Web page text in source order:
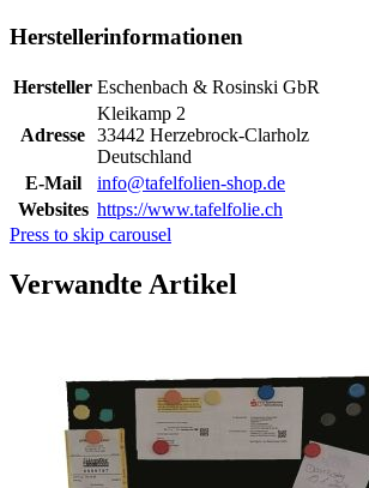
Herstellerinformationen
Hersteller Eschenbach & Rosinski GbR
Adresse
Kleikamp 2
33442 Herzebrock-Clarholz
Deutschland
E-Mail
info@tafelfolien-shop.de
Websites https://www.tafelfolie.ch
Press to skip carousel
Verwandte Artikel